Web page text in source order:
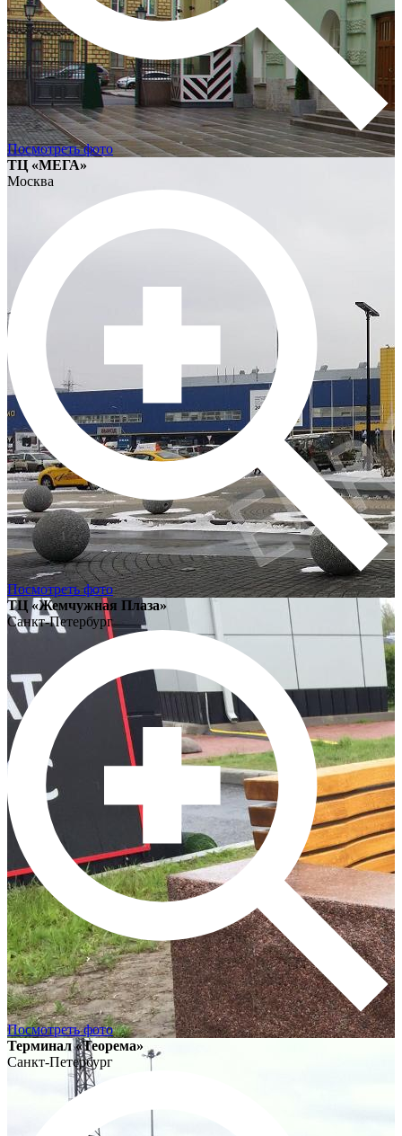
Посмотреть фото
ТЦ «МЕГА»
Москва
Посмотреть фото
ТЦ «Жемчужная Плаза»
Санкт-Петербург
Посмотреть фото
Терминал «Теорема»
Санкт-Петербург